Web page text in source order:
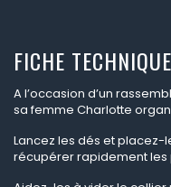
FICHE TECHNIQUE
A l’occasion d’un
sa femme Charlotte
Lancez les dés et
récupérer rapidement les